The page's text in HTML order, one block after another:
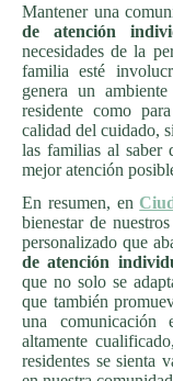
Mantener una
de atención
necesidades de la
familia esté
genera un
residente como
calidad del cuidado,
las familias al saber
mejor atención
En resumen, en
bienestar de
personalizado que
de atención
que no solo se
que también
una
altamente
residentes se sienta